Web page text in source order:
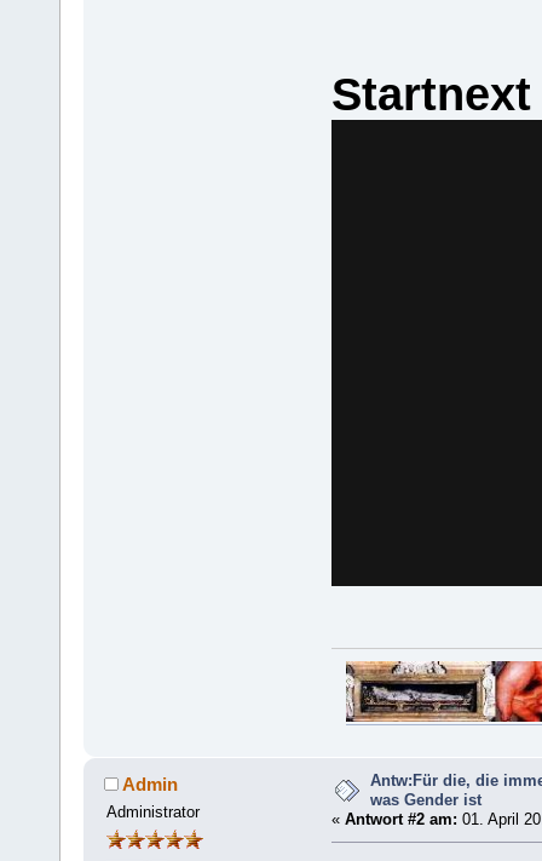
Startnext
Admin
Administrator
Antw:Für die, die
was Gender ist
« Antwort #2 am: 01. April